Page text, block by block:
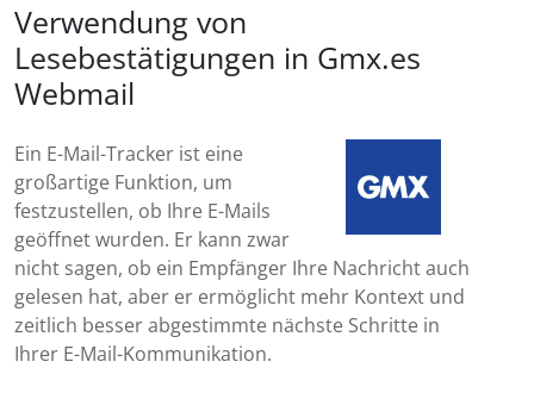
Verwendung von
Lesebestätigungen in Gmx.es
Webmail
Ein E-Mail-Tracker ist eine
großartige Funktion, um
festzustellen, ob Ihre E-Mails
geöffnet wurden. Er kann zwar
nicht sagen, ob ein Empfänger Ihre Nachricht auch
gelesen hat, aber er ermöglicht mehr Kontext und
zeitlich besser abgestimmte nächste Schritte in
Ihrer E-Mail-Kommunikation.